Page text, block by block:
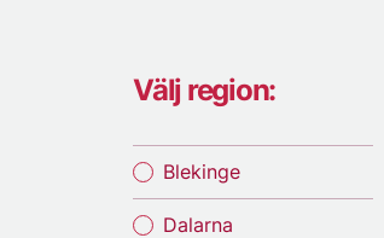
Välj region:
Blekinge
Dalarna